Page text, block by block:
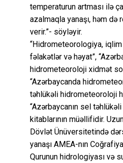
temperaturun artması ilə
azalmaqla yanaşı, həm
verir.”- söyləyir.
“Hidrometeorologiya,
fəlakətlər və həyat”,
hidrometeoroloji xidmət
“Azərbaycanda
təhlükəli hidrometeoroloji
“Azərbaycanın sel təhlükəli
kitablarının müəllifidir.
Dövlət Ünüversitetində
yanaşı AMEA-nın
Qurunun hidrologiyası və